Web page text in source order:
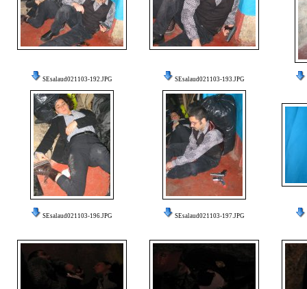
SEsalaud021103-192.JPG SEsalaud021103-193.JPG
SEsalaud021103-196.JPG SEsalaud021103-197.JPG